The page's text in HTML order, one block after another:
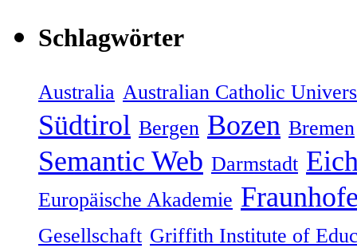
Schlagwörter
Australia Australian Catholic
Südtirol Bergen Bozen Bremen
Semantic Web Darmstadt
Europäische Akademie
Gesellschaft Griffith Institute of